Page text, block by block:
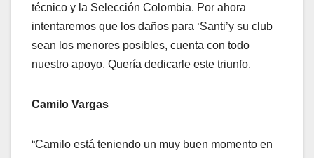
técnico y la Selección Colombia. Por ahora
intentaremos que los daños para ‘Santi’y su club
sean los menores posibles, cuenta con todo
nuestro apoyo. Quería dedicarle este triunfo.
Camilo Vargas
“Camilo está teniendo un muy buen momento en